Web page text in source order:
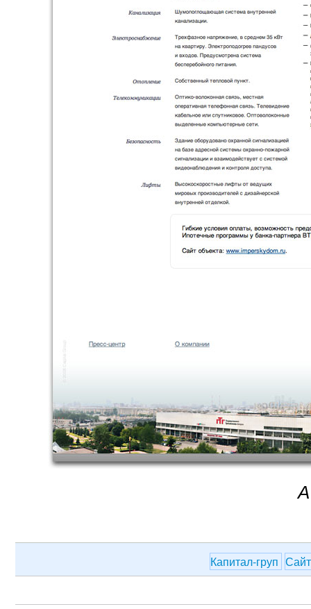
Капитал-груп